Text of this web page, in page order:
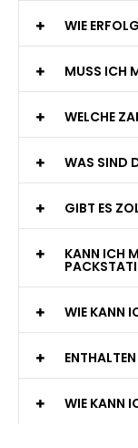
WIE
MUSS ICH
WELCHE
WAS SIND
GIBT ES
KANN ICH
WIE KANN
WIE KANN